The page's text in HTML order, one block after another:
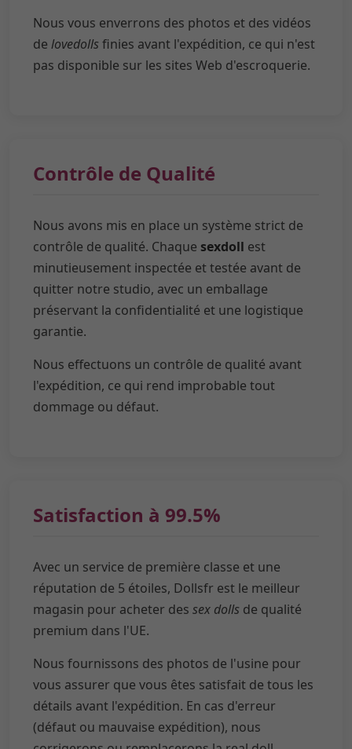
Nous vous enverrons des photos et des vidéos
de lovedolls finies avant l'expédition, ce qui n'est
pas disponible sur les sites Web d'escroquerie.
Contrôle de Qualité
Nous avons mis en place un système strict de
contrôle de qualité. Chaque sexdoll est
minutieusement inspectée et testée avant de
quitter notre studio, avec un emballage
préservant la confidentialité et une logistique
garantie.
Nous effectuons un contrôle de qualité avant
l'expédition, ce qui rend improbable tout
dommage ou défaut.
Satisfaction à 99.5%
Avec un service de première classe et une
réputation de 5 étoiles, Dollsfr est le meilleur
magasin pour acheter des sex dolls de qualité
premium dans l'UE.
Nous fournissons des photos de l'usine pour
vous assurer que vous êtes satisfait de tous les
détails avant l'expédition. En cas d'erreur
(défaut ou mauvaise expédition), nous